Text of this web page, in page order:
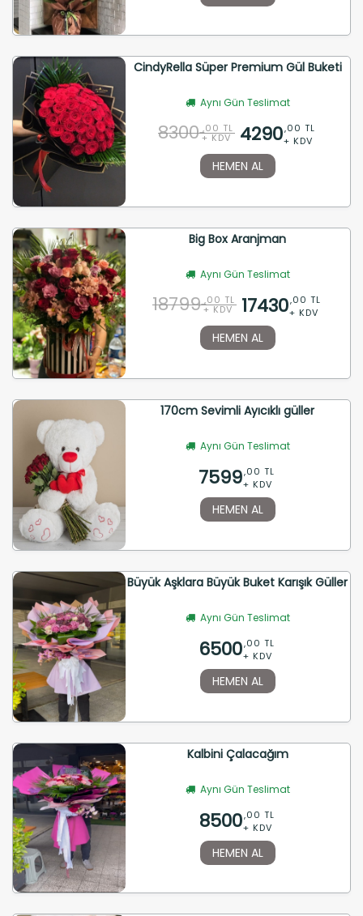
CindyRella Süper Premium Gül Buketi
Aynı Gün Teslimat
8300 ,00 TL
+ KDV 4290,00 TL
+ KDV
HEMEN AL
Big Box Aranjman
Aynı Gün Teslimat
18799 ,00 TL
+ KDV 17430,00 TL
+ KDV
HEMEN AL
170cm Sevimli Ayıcıklı güller
Aynı Gün Teslimat
7599,00 TL
+ KDV
HEMEN AL
Büyük Aşklara Büyük Buket Karışık Güller
Aynı Gün Teslimat
6500,00 TL
+ KDV
HEMEN AL
Kalbini Çalacağım
Aynı Gün Teslimat
8500,00 TL
+ KDV
HEMEN AL